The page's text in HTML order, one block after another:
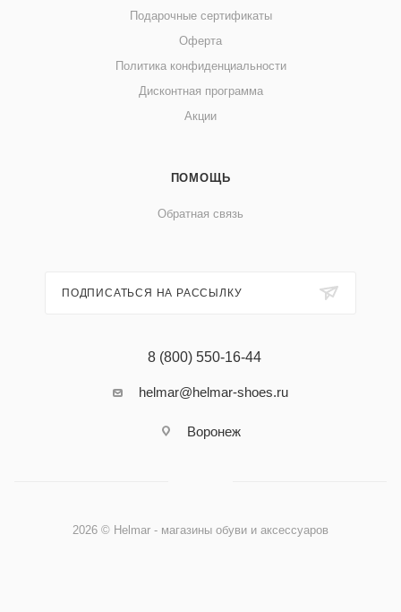
Подарочные сертификаты
Оферта
Политика конфиденциальности
Дисконтная программа
Акции
ПОМОЩЬ
Обратная связь
ПОДПИСАТЬСЯ НА РАССЫЛКУ
8 (800) 550-16-44
helmar@helmar-shoes.ru
Воронеж
2026 © Helmar - магазины обуви и аксессуаров